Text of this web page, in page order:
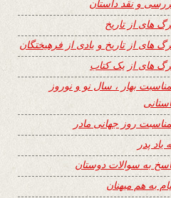
و نقد داستان
های از تاریخ
های از تاریخ و یادی از فرهیختگان
های از یک کتاب
بهار ، سال نو و نوروز
روز جهانی مادر
یاد پدر
به سوالات دوستان
به هم میهنان